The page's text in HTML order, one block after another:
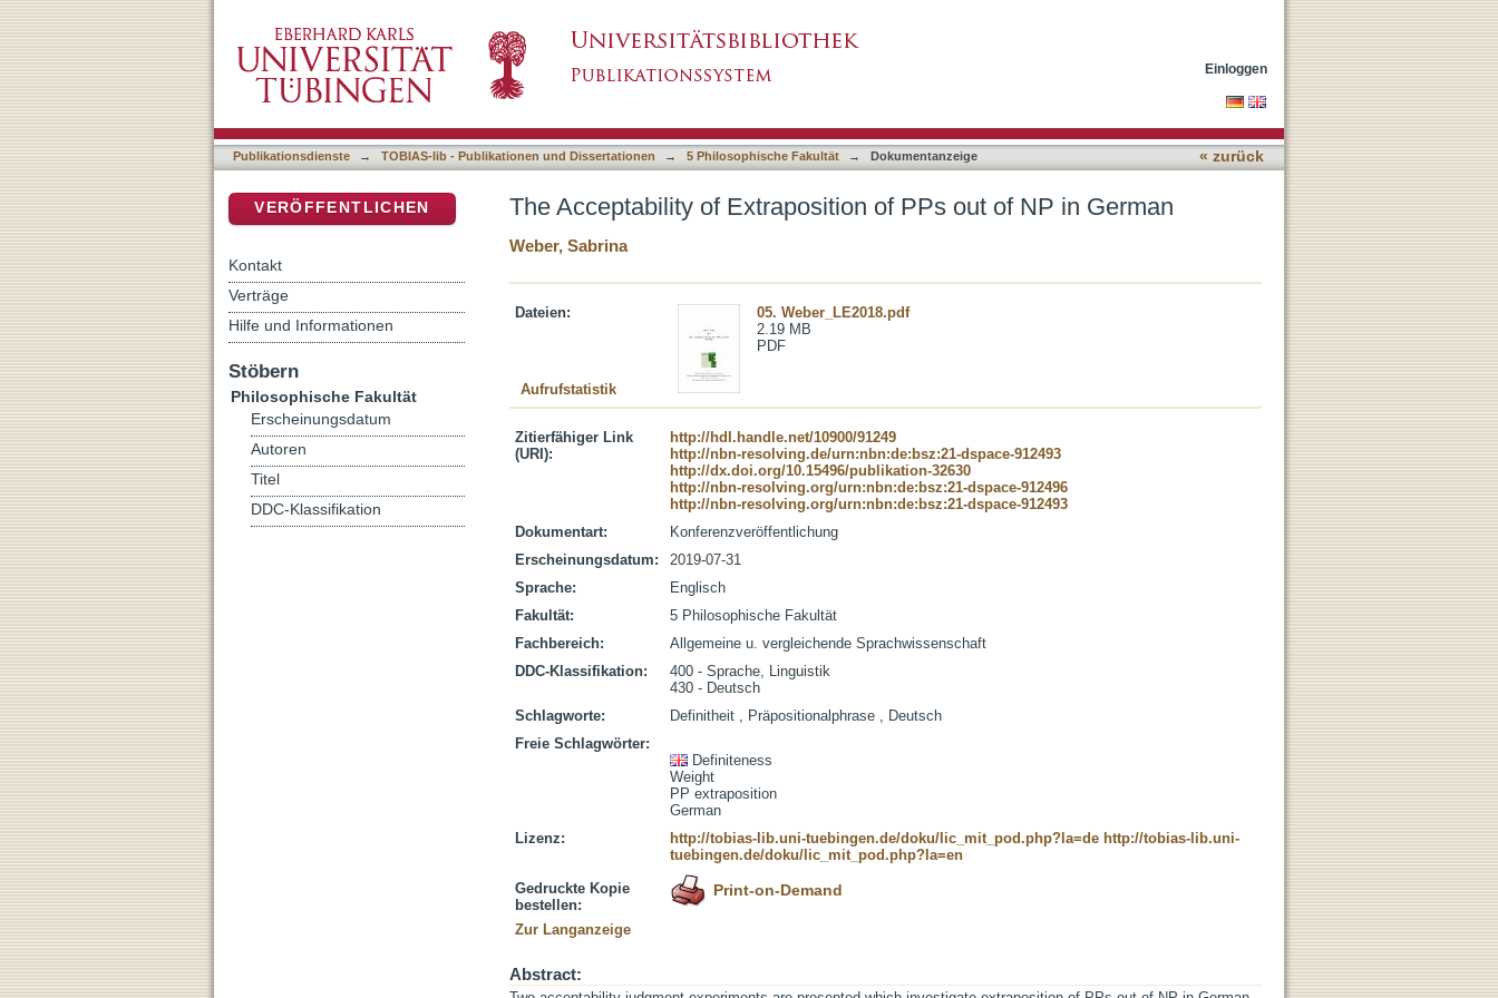
Einloggen
Publikationsdienste → TOBIAS-lib - Publikationen und Dissertationen → 5 Philosophische Fakultät → Dokumentanzeige « zurück
The Acceptability of Extraposition of PPs out of NP in German
Weber, Sabrina
Dateien:
05. Weber_LE2018.pdf
2.19 MB
PDF
Aufrufstatistik
Zitierfähiger Link
(URI):
http://hdl.handle.net/10900/91249
http://nbn-resolving.de/urn:nbn:de:bsz:21-dspace-912493
http://dx.doi.org/10.15496/publikation-32630
http://nbn-resolving.org/urn:nbn:de:bsz:21-dspace-912496
http://nbn-resolving.org/urn:nbn:de:bsz:21-dspace-912493
Dokumentart:
Konferenzveröffentlichung
Erscheinungsdatum:
2019-07-31
Sprache:
Englisch
Fakultät:
5 Philosophische Fakultät
Fachbereich:
Allgemeine u. vergleichende Sprachwissenschaft
DDC-Klassifikation:
400 - Sprache, Linguistik
430 - Deutsch
Schlagworte:
Definitheit , Präpositionalphrase , Deutsch
Freie Schlagwörter:
Definiteness
Weight
PP extraposition
German
Lizenz:
http://tobias-lib.uni-tuebingen.de/doku/lic_mit_pod.php?la=de http://tobias-lib.uni-
tuebingen.de/doku/lic_mit_pod.php?la=en
Gedruckte Kopie
bestellen:
Print-on-Demand
Zur Langanzeige
Abstract:
VERÖFFENTLICHEN
Kontakt
Verträge
Hilfe und Informationen
Stöbern
Philosophische Fakultät
Erscheinungsdatum
Autoren
Titel
DDC-Klassifikation